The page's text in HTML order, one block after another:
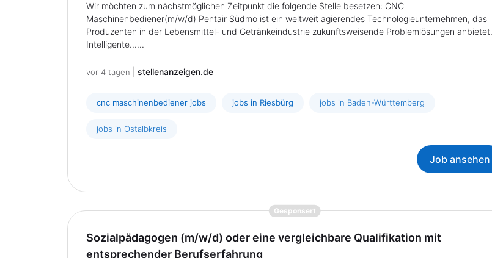
Wir möchten zum nächstmöglichen Zeitpunkt die folgende Stelle besetzen: CNC
Maschinenbediener(m/w/d) Pentair Südmo ist ein weltweit agierendes Technologieunternehmen, das
Produzenten in der Lebensmittel- und Getränkeindustrie zukunftsweisende Problemlösungen anbietet.
Intelligente......
vor 4 tagen stellenanzeigen.de
cnc maschinenbediener jobs jobs in Riesbürg jobs in Baden-Württemberg
jobs in Ostalbkreis
Job ansehen
Gesponsert{prompt.job}
Sozialpädagogen (m/w/d) oder eine vergleichbare Qualifikation mit
entsprechender Berufserfahrung